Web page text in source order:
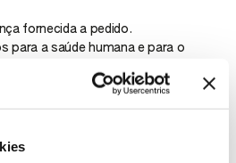
fornecida a pedido.
para a saúde humana e para o
este produto ou com a sua
agrícolas e estradas.